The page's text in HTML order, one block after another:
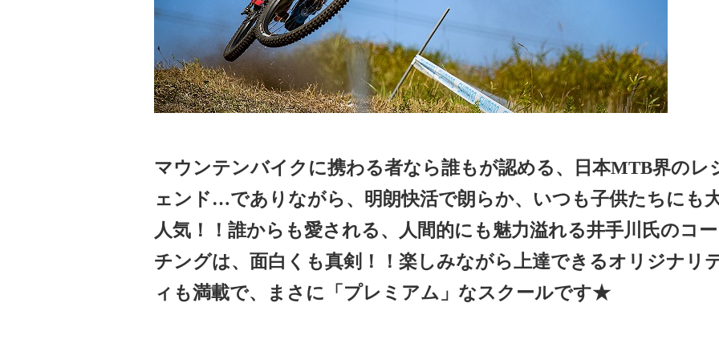
マウンテンバイクに携わる者なら誰もが認める、日本MTB界のレ
ェンド…でありながら、明朗快活で朗らか、いつも子供たちにも
人気！！誰からも愛される、人間的にも魅力溢れる井手川氏のコー
チングは、面白くも真剣！！楽しみながら上達できるオリジナリ
ィも満載で、まさに「プレミアム」なスクールです★